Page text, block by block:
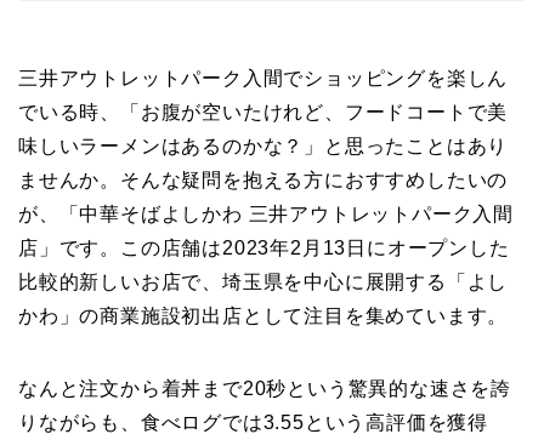
三井アウトレットパーク入間でショッピングを楽しん
でいる時、「お腹が空いたけれど、フードコートで美
味しいラーメンはあるのかな？」と思ったことはあり
ませんか。そんな疑問を抱える方におすすめしたいの
が、「中華そばよしかわ 三井アウトレットパーク入間
店」です。この店舗は2023年2月13日にオープンした
比較的新しいお店で、埼玉県を中心に展開する「よし
かわ」の商業施設初出店として注目を集めています。
なんと注文から着丼まで20秒という驚異的な速さを誇
りながらも、食べログでは3.55という高評価を獲得